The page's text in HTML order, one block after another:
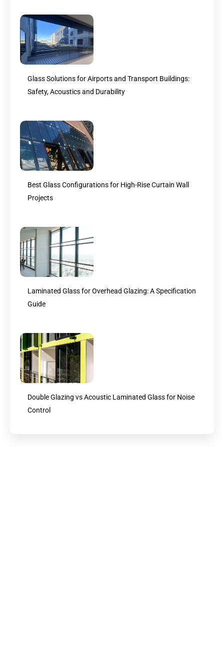
Glass Solutions for Airports and Transport Buildings:
Safety, Acoustics and Durability
Best Glass Configurations for High-Rise Curtain Wall
Projects
Laminated Glass for Overhead Glazing: A Specification
Guide
Double Glazing vs Acoustic Laminated Glass for Noise
Control